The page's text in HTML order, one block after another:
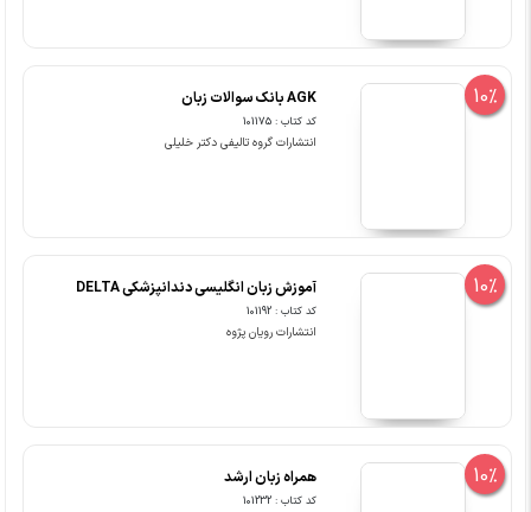
10% AGK بانک سوالات زبان
کد کتاب : 101175
انتشارات گروه تالیفی دکتر خلیلی
10% آموزش زبان انگلیسی دندانپزشکی DELTA
کد کتاب : 101192
انتشارات رویان پژوه
10% همراه زبان ارشد
کد کتاب : 101232